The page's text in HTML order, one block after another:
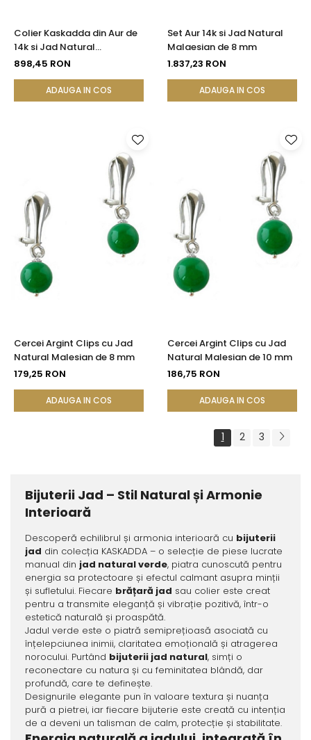
Colier Kaskadda din Aur de
14k si Jad Natural
Malaesian de 12 mm
898,45 RON
ADAUGA IN COS
Set Aur 14k si Jad Natural
Malaesian de 8 mm
1.837,23 RON
ADAUGA IN COS
Cercei Argint Clips cu Jad
Natural Malesian de 8 mm
179,25 RON
ADAUGA IN COS
Cercei Argint Clips cu Jad
Natural Malesian de 10 mm
186,75 RON
ADAUGA IN COS
1 2 3
Bijuterii Jad – Stil Natural și Armonie
Interioară
Descoperă echilibrul și armonia interioară cu bijuterii
jad din colecția KASKADDA – o selecție de piese lucrate
manual din jad natural verde, piatra cunoscută pentru
energia sa protectoare și efectul calmant asupra minții
și sufletului. Fiecare brățară jad sau colier este creat
pentru a transmite eleganță și vibrație pozitivă, într-o
estetică naturală și proaspătă.
Jadul verde este o piatră semiprețioasă asociată cu
înțelepciunea inimii, claritatea emoțională și atragerea
norocului. Purtând bijuterii jad natural, simți o
reconectare cu natura și cu feminitatea blândă, dar
profundă, care te definește.
Designurile elegante pun în valoare textura și nuanța
pură a pietrei, iar fiecare bijuterie este creată cu intenția
de a deveni un talisman de calm, protecție și stabilitate.